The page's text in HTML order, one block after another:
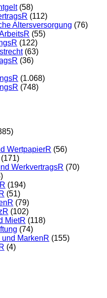
(58)
(112)
Altersversorgung (76)
(55)
(122)
(63)
(36)
(1.068)
(748)
WertpapierR (56)
(171)
WerkvertragsR (70)
(194)
(51)
(79)
(102)
MietR (118)
(74)
und MarkenR (155)
(4)